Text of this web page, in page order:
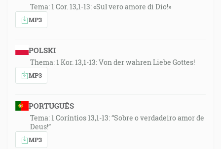
Tema: 1 Cor. 13,1-13: «Sul vero amore di Dio!»
MP3
POLSKI
Thema: 1 Kor. 13,1-13: Von der wahren Liebe Gottes!
MP3
PORTUGUÊS
Tema: 1 Coríntios 13,1-13: “Sobre o verdadeiro amor de
Deus!”
MP3